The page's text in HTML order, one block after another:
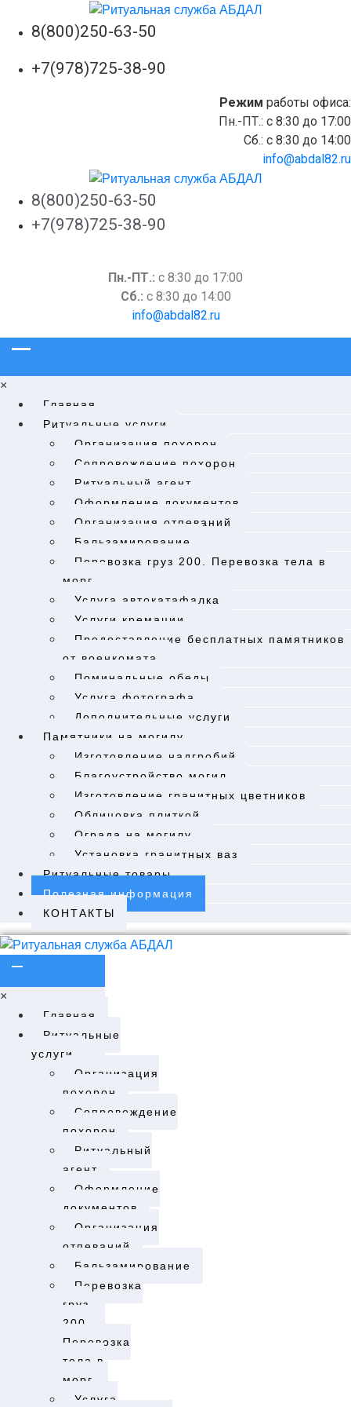
8(800)250-63-50
+7(978)725-38-90
Режим работы офиса:
Пн.-ПТ.: c 8:30 до 17:00
Сб.: c 8:30 до 14:00
info@abdal82.ru
8(800)250-63-50
+7(978)725-38-90
Пн.-ПТ.: c 8:30 до 17:00
Сб.: c 8:30 до 14:00
info@abdal82.ru
×
Главная
Ритуальные услуги
Организация похорон
Cопровождение похорон
Ритуальный агент
Оформление документов
Организация отпеваний
Бальзамирование
Перевозка груз 200. Перевозка тела в
морг.​
Услуга автокатафалка
Услуги кремации
Предоставление бесплатных памятников
от военкомата
Поминальные обеды
Услуга фотографа
Дополнительные услуги
Памятники на могилу
Изготовление надгробий
Благоустройство могил
Изготовление гранитных цветников
Облицовка плиткой
Ограда на могилу
Установка гранитных ваз
Ритуальные товары
Полезная информация
КОНТАКТЫ
×
Главная
Ритуальные
услуги
Организация
похорон
Cопровождение
похорон
Ритуальный
агент
Оформление
документов
Организация
отпеваний
Бальзамирование
Перевозка
груз
200.
Перевозка
тела в
морг.​
Услуга